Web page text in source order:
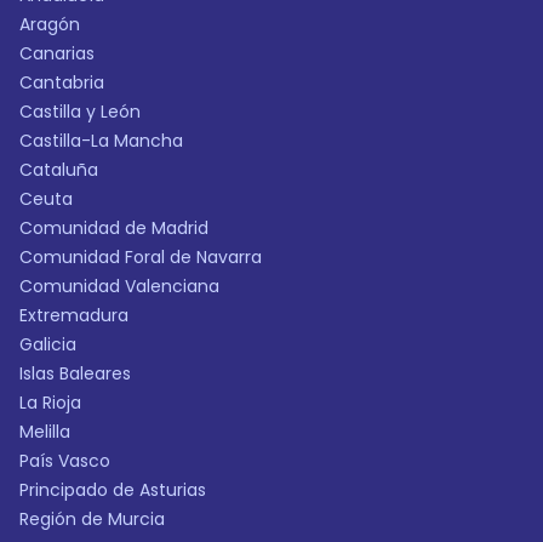
Aragón
Canarias
Cantabria
Castilla y León
Castilla-La Mancha
Cataluña
Ceuta
Comunidad de Madrid
Comunidad Foral de Navarra
Comunidad Valenciana
Extremadura
Galicia
Islas Baleares
La Rioja
Melilla
País Vasco
Principado de Asturias
Región de Murcia